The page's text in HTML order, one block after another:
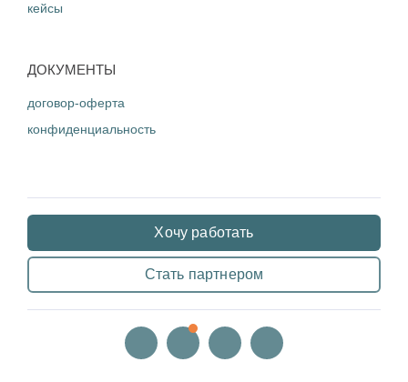
кейсы
ДОКУМЕНТЫ
договор-оферта
конфиденциальность
Хочу работать
Стать партнером